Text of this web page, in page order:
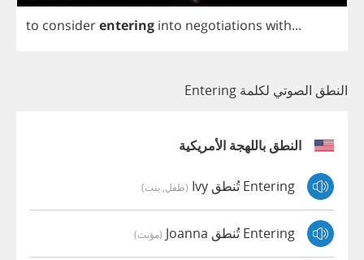
to considerentering into negotiations with...
النطق الصوتي لكلمة Entering
النطق باللهجة الأمريكية
Entering تُنطق Ivy (طفل, بنت)
Entering تُنطق Joanna (مؤنث)